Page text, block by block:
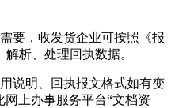
，收发货企业可按照《报
析、处理回执数据。
明、回执报文格式如有变
网上办事服务平台“文档资